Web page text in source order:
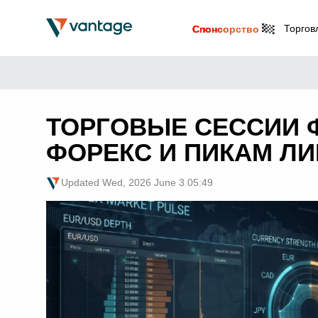
Спонсорство
ТОРГОВЫЕ СЕССИИ
ФОРЕКС И ПИКАМ
Updated Wed, 2026 June 3 05:49